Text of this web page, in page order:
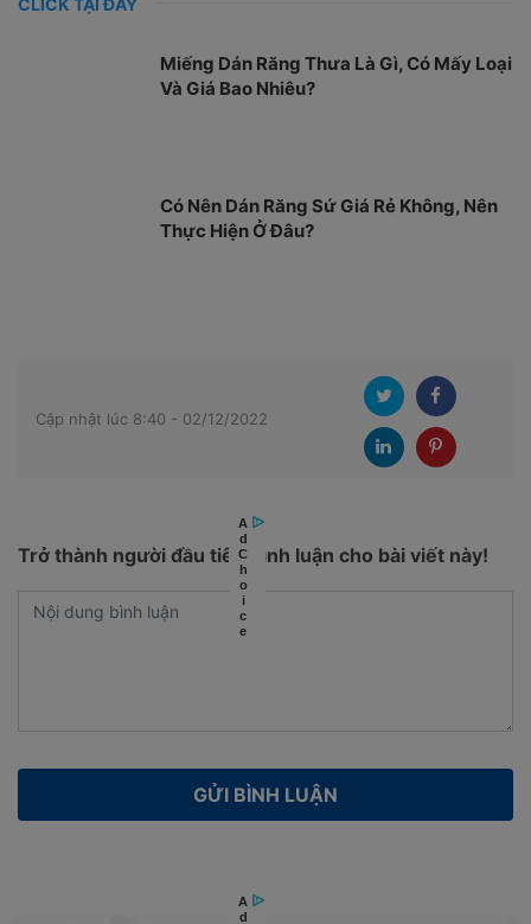
Miếng Dán Răng Thưa Là Gì, Có Mấy Loại
Và Giá Bao Nhiêu?
Có Nên Dán Răng Sứ Giá Rẻ Không, Nên
Thực Hiện Ở Đâu?
Cập nhật lúc 8:40 - 02/12/2022
Trở thành người đầu tiên bình luận cho bài viết này!